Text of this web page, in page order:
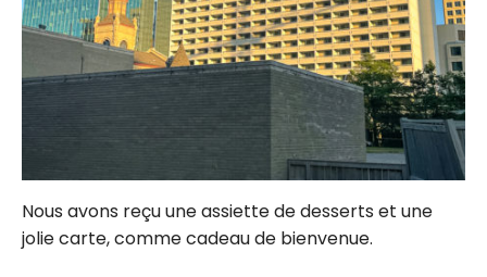
Nous avons reçu une assiette de desserts et une
jolie carte, comme cadeau de bienvenue.